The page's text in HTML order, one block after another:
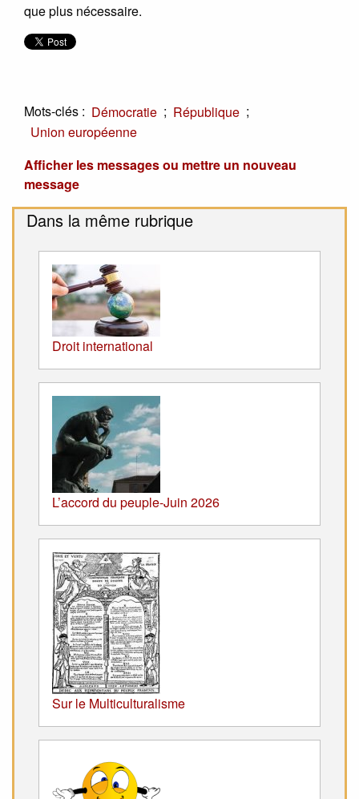
que plus nécessaire.
Mots-clés : Démocratie ; République ;
Union européenne
Afficher les messages ou mettre un nouveau
message
Dans la même rubrique
Droit international
L’accord du peuple-Juin 2026
Sur le Multiculturalisme